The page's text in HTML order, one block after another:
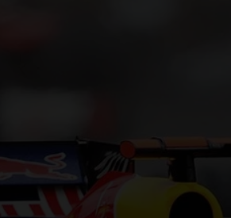
MAX VERSTAPPEN
RACE GEMIST